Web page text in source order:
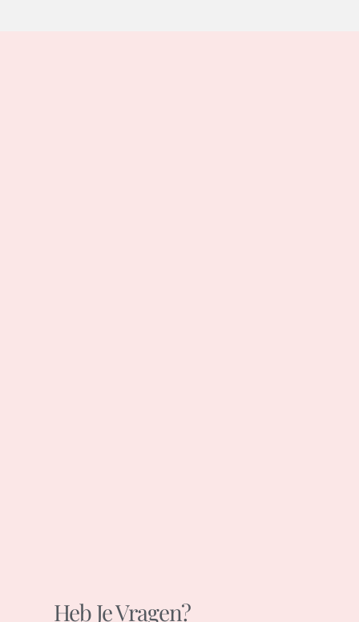
Heb Je Vragen?